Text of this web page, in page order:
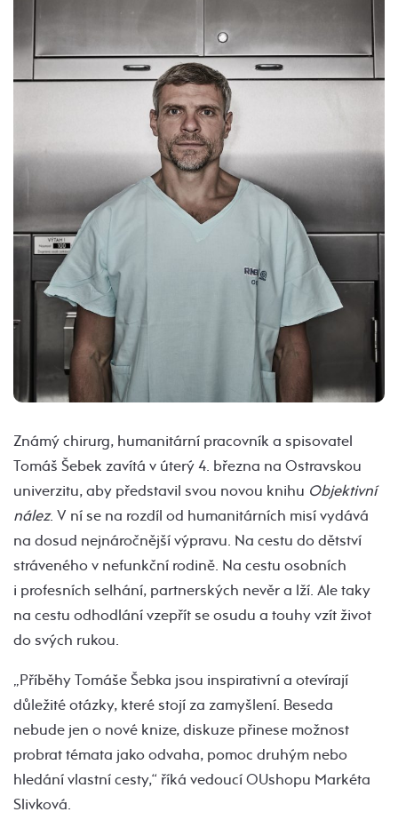
Známý chirurg, humanitární pracovník a spisovatel
Tomáš Šebek zavítá v úterý 4. března na Ostravskou
univerzitu, aby představil svou novou knihu Objektivní
nález. V ní se na rozdíl od humanitárních misí vydává
na dosud nejnáročnější výpravu. Na cestu do dětství
stráveného v nefunkční rodině. Na cestu osobních
i profesních selhání, partnerských nevěr a lží. Ale taky
na cestu odhodlání vzepřít se osudu a touhy vzít život
do svých rukou.
„Příběhy Tomáše Šebka jsou inspirativní a otevírají
důležité otázky, které stojí za zamyšlení. Beseda
nebude jen o nové knize, diskuze přinese možnost
probrat témata jako odvaha, pomoc druhým nebo
hledání vlastní cesty,“ říká vedoucí OUshopu Markéta
Slivková.